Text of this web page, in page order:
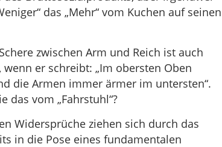
das „Mehr“ vom Kuchen auf seinen
zwischen Arm und Reich ist auch
er schreibt: „Im obersten Oben
die Armen immer ärmer im untersten“.
das vom „Fahrstuhl“?
Widersprüche ziehen sich durch das
in die Pose eines fundamentalen